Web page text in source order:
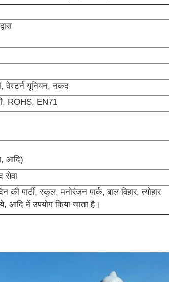
वेस्टर्न यूनियन, नकद
ROHS, EN71
आदि)
सेवा
की पार्टी, स्कूल, मनोरंजन पार्क, बाल विहार, त्योहार
आदि में उपयोग किया जाता है।